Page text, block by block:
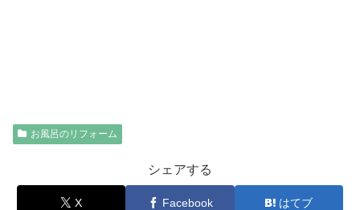
お風呂のリフォーム
シェアする
X Facebook はてブ